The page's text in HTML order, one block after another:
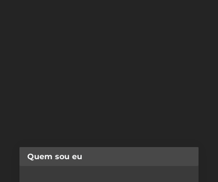
Quem sou eu